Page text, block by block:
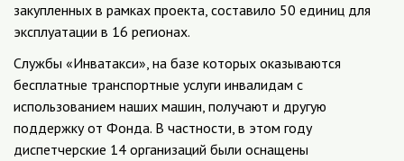
закупленных в рамках проекта, составило 50 единиц для
эксплуатации в 16 регионах.
Службы «Инватакси», на базе которых оказываются
бесплатные транспортные услуги инвалидам с
использованием наших машин, получают и другую
поддержку от Фонда. В частности, в этом году
диспетчерские 14 организаций были оснащены